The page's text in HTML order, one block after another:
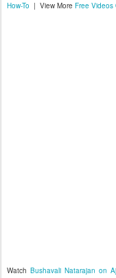
How-To | View More Free Videos
Watch Bushavali Natarajan on